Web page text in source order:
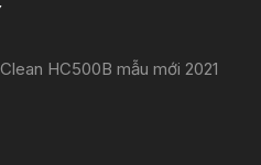
HC500B mẫu mới 2021